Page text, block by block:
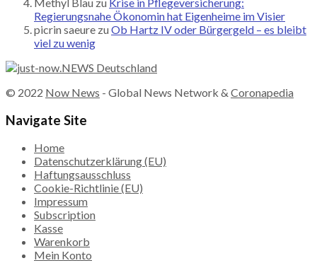
Regierungsnahe Ökonomin hat Eigenheime im Visier
picrin saeure zu Ob Hartz IV oder Bürgergeld – es bleibt
viel zu wenig
© 2022 Now News - Global News Network & Coronapedia
Navigate Site
Home
Datenschutzerklärung (EU)
Haftungsausschluss
Cookie-Richtlinie (EU)
Impressum
Subscription
Kasse
Warenkorb
Mein Konto